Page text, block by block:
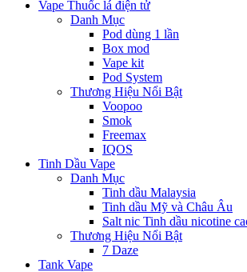
Vape Thuốc lá điện tử
Danh Mục
Pod dùng 1 lần
Box mod
Vape kit
Pod System
Thương Hiệu Nổi Bật
Voopoo
Smok
Freemax
IQOS
Tinh Dầu Vape
Danh Mục
Tinh dầu Malaysia
Tinh dầu Mỹ và Châu Âu
Salt nic Tinh dầu nicotine
Thương Hiệu Nổi Bật
7 Daze
Tank Vape